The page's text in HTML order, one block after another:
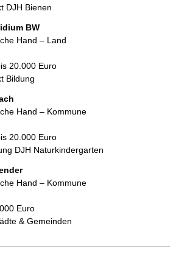
DJH Bienen
BW
Hand – Land
20.000 Euro
Bildung
Hand – Kommune
20.000 Euro
DJH Naturkindergarten
Hand – Kommune
Euro
& Gemeinden